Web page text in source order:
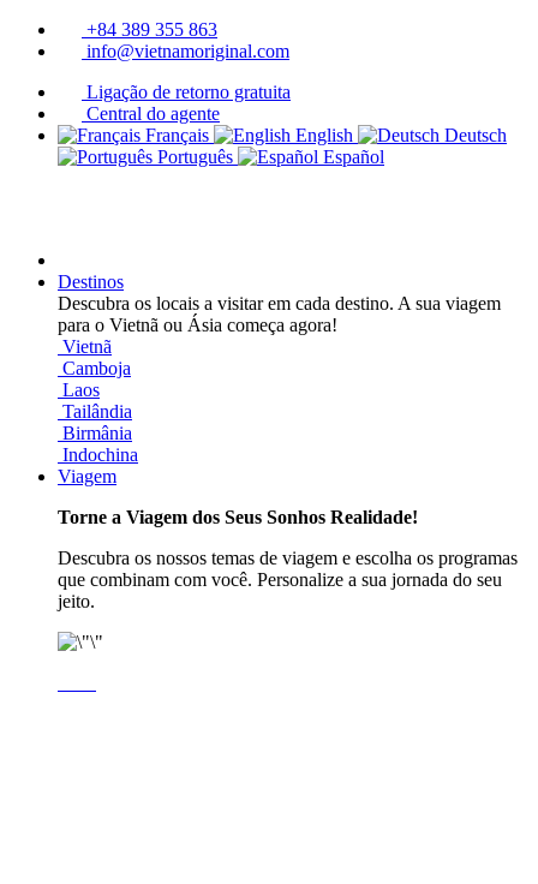
+84 389 355 863
info@vietnamoriginal.com
Ligação de retorno gratuita
Central do agente
Français
English
Deutsch
Português
Español
Destinos
Descubra os locais a visitar em cada destino. A sua viagem
para o Vietnã ou Ásia começa agora!
Vietnã
Camboja
Laos
Tailândia
Birmânia
Indochina
Viagem
Torne a Viagem dos Seus Sonhos Realidade!
Descubra os nossos temas de viagem e escolha os programas
que combinam com você. Personalize a sua jornada do seu
jeito.